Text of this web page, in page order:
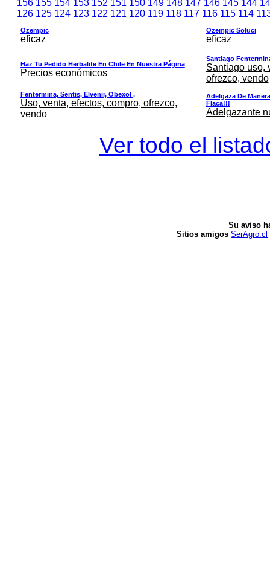
156 155 154 153 152 151 150 149 148 147 146 145 144
126 125 124 123 122 121 120 119 118 117 116 115 114
Ozempic
eficaz
Ozempic Soluci
eficaz
Haz Tu Pedido Herbalife En Chile En Nuestra Página
Precios económicos
Santiago
Santiago uso,
ofrezco, vendo
Fentermina, Sentis, Elvenir, Obexol ,
Uso, venta, efectos, compro, ofrezco,
vendo
Adelgaza De
Flaca!!!
Adelgazante
Ver todo el
Su aviso
Sitios amigos SerAgro.cl